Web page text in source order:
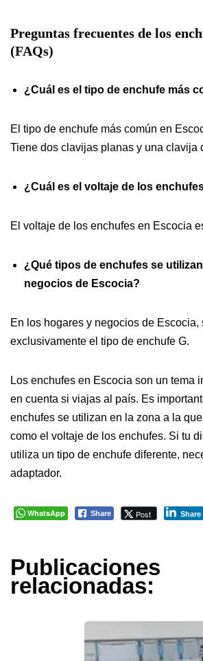
Preguntas frecuentes de los
(FAQs)
¿Cuál es el tipo de enchufe más
El tipo de enchufe más común en
Tiene dos clavijas planas y una clavija
¿Cuál es el voltaje de los
El voltaje de los enchufes en Escocia
¿Qué tipos de enchufes se
negocios de Escocia?
En los hogares y negocios de Escocia,
exclusivamente el tipo de enchufe G.
Los enchufes en Escocia son un tema
en cuenta si viajas al país. Es
enchufes se utilizan en la zona a la
como el voltaje de los enchufes. Si tu
utiliza un tipo de enchufe diferente,
adaptador.
WhatsApp Share Post Share
Publicaciones
relacionadas: